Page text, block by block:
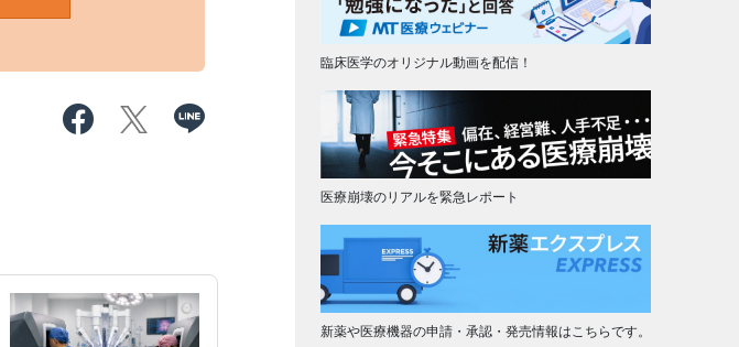
臨床医学のオリジナル動画を配信！
医療崩壊のリアルを緊急レポート
新薬や医療機器の申請・承認・発売情報はこちらです。